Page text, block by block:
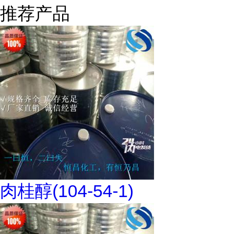
推荐产品
肉桂醇(104-54-1)